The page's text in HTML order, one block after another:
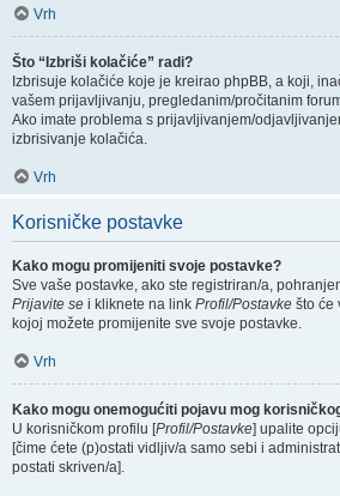
Vrh
Što “Izbriši kolačiće” radi?
Izbrisuje kolačiće koje je kreirao phpBB, a koji,
vašem prijavljivanju, pregledanim/pročitanim
Ako imate problema s prijavljivanjem/
izbrisivanje kolačića.
Vrh
Korisničke postavke
Kako mogu promijeniti svoje postavke?
Sve vaše postavke, ako ste registriran/a,
Prijavite se i kliknete na link Profil/Postavke što će
kojoj možete promijenite sve svoje postavke.
Vrh
Kako mogu onemogućiti pojavu mog
U korisničkom profilu [Profil/Postavke] upalite
[čime ćete (p)ostati vidljiv/a samo sebi i
postati skriven/a].